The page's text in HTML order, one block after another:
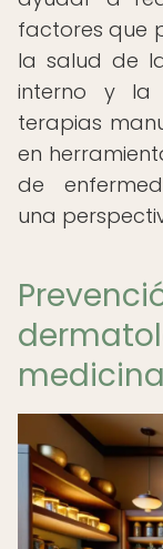
factores que
la salud de
interno y la
terapias
en
de
una